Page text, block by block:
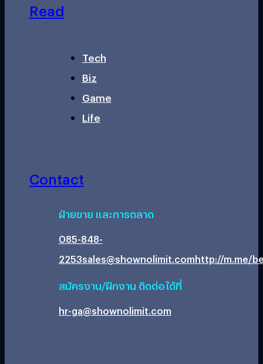
Read
Tech
Biz
Game
Life
Contact
ฝ่ายขาย และการตลาด
085-848-
2253sales@shownolimit.comhttp://m.me/
สมัครงาน/ฝึกงาน ติดต่อได้ที่
hr-ga@shownolimit.com